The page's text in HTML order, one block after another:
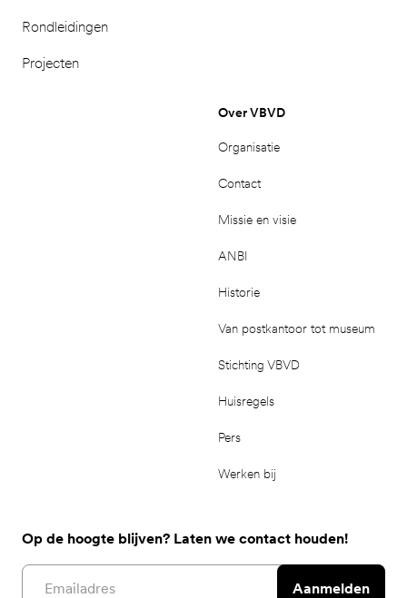
Rondleidingen
Projecten
Over VBVD
Organisatie
Contact
Missie en visie
ANBI
Historie
Van postkantoor tot museum
Stichting VBVD
Huisregels
Pers
Werken bij
Op de hoogte blijven? Laten we contact houden!
Email address
Aanmelden